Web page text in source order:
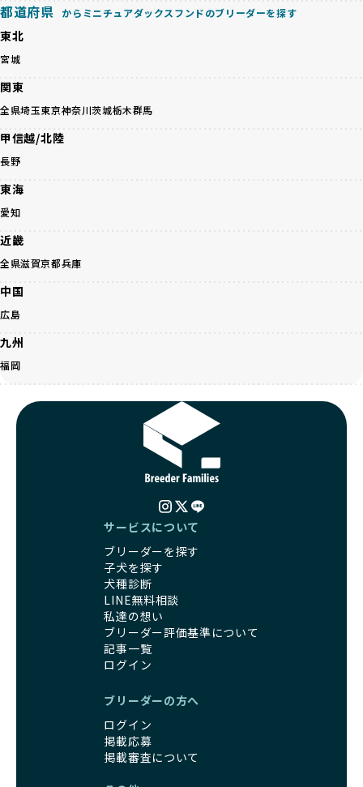
気で健康なスタートを切れることが大きな魅力です。
子犬の社会性は、家庭でのしつけをスムーズにする重要なポ
犬、人との触れ合いの時間をしっかり確保し、子犬が自然に
コミュニケーション能力を身につけられるよう育てていま
家庭に迎えたその日から、すでに社会性の基盤ができている
ため、新しい環境にもスムーズに適応できます。
でしょう。
BreederFamiliesのブリーダーは、犬種に関する豊富な知識
理やしつけ、生活スタイルに合わせた育て方について、丁寧
なアドバイスを受けられます。「この犬種ならではの特徴
は？」「食事はどうしたらいい？」など、疑問や悩みがあれ
ば、専門的な視点から解決のヒントをもらえるのも安心でき
るポイントです。
クリアした方々だけです。運営チームがブリーダーに直接ヒ
アリングを行い、現地確認を経て透明性の高い情報を公開し
これにより、ユーザーは見た目だけでなく、育成環境や健康
安心して子犬を選ぶことができます。
子犬のお迎えまでのやりとりに不安を感じる方も多いかもし
れませんが、BreederFamiliesならその心配は無用です。
運営チームがブリーダーとのやりとりを全面的にサポートし
ます。不明点やトラブルが発生した場合も迅速に対応するた
さらに、LINEでの無料相談も提供しており、気軽に質問でき
るのもBreederFamiliesならではの魅力です。
BreederFamiliesは、厳しい基準と徹底した審査プロセスを
通じて「ワンちゃんに優しい世界を創る」ことを目指してい
ます。単なる仲介サービスを超え、ワンちゃんの健康と幸
福、飼い主様の安心を第一に考えるプラットフォームとし
て、ワンちゃんを家族のように愛する優良ブリーダーのみを
厳選し紹介しています。
この取り組みにより、BreederFamiliesでは、飼い主様がワ
す。また、私たちが育成環境やブリーダーの姿勢を直接確認
選ぶことができます。
さらに、BreederFamiliesを通じてワンちゃんを迎えること
は、優良ブリーダーが増え、営利優先の「悪徳ブリーダー」
が淘汰される社会の実現にも繋がります。飼い主様が優良ブ
引退犬とは、繁殖期を終えたワンちゃんたちのことを指しま
す。
優良ブリーダーは、引退犬も家族の一員として、彼らの幸せ
を願っています。よって、引退後も自宅で飼育を続けるか、
信頼できる相手に譲渡するなど、ワンちゃんが幸せに暮らせ
るように配慮します。
一方、営利優先ブリーダーは引退犬を「コスト」として考
え、早く手放すことを考えます。場合によっては、悪徳保護
団体に引き渡されることもあり、ワンちゃんの生活が不安定
になる可能性が高まります。
引退犬に対する扱いがどうなっているかも、優良ブリーダー
を見分けるポイントとなります。
「引退犬も大切に」の詳細はこちら
社会化とは、ワンちゃんが人間や他の犬、日常の環境にスム
ーズに適応できるようにするプロセスです。ワンちゃんの社
会化は、生後3週間から12週間頃の「社会化期」と呼ばれる
時期が特に重要です。この期間は、ブリーダーが飼育してい
る時期と重なるため、ワンちゃんが人や他の犬、家庭環境に
対して適応力を高めるための基礎を築く貴重な機会となりま
す。
優良ブリーダーは、母犬との愛情ある触れ合いや、兄弟犬や
他の犬との遊び、人や日常的な家庭環境への慣れを促すこと
で社会化を進めています。これにより、新しい家族に迎えら
れた後もストレスなく過ごせるようサポートします。
営利優先ブリーダーは、母犬から早期に分離し、ケージ内で
の生活が中心となるため、ワンちゃんが他の犬や人と触れ合
う機会が少なく、社会性が十分に育たないことがあります。
「社会化にこだわる」の詳細はこちら
出産は母犬にとって大きな負担がかかる命がけの行為であ
り、その健康状態が子犬にも影響を与えます。出産時に母犬
が健康であることは、母犬自身の負担を軽減するだけでな
く、生まれてくる子犬の健康や成長にも大きく影響します。
よって、母犬の健康を配慮した出産管理が非常に重要です。
優良ブリーダーは、母犬の健康状態に細心の注意を払い、獣
医師と相談しながら出産のタイミングや間隔を適切に決定し
回の出産時期や出産間隔を慎重に管理し、生涯での出産回数
も制限しています。
また、出産後には母犬が体調をしっかりと回復できるよう十
分なケアを行い、休養期間を確保することで母犬への負担を
最小限に抑えています。
都道府県 からミニチュアダックスフンドのブリーダーを探す
東北
宮城
関東
全県埼玉東京神奈川茨城栃木群馬
甲信越/北陸
長野
東海
愛知
近畿
全県滋賀京都兵庫
中国
広島
九州
福岡
サービスについて
ブリーダーを探す
子犬を探す
犬種診断
LINE無料相談
私達の想い
ブリーダー評価基準について
記事一覧
ログイン
ブリーダーの方へ
ログイン
掲載応募
掲載審査について